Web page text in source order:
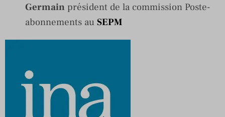
Germain président de la commission Poste-
abonnements au SEPM